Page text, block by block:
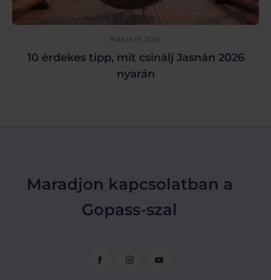
MÁJUS 19, 2026
10 érdekes tipp, mit csinálj Jasnán 2026
nyarán
Maradjon kapcsolatban a
Gopass-szal